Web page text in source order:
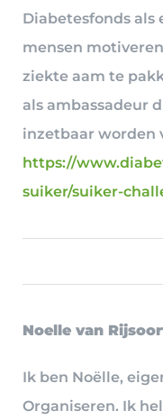
Diabetesfonds
mensen
ziekte aam te
als ambassadeur
inzetbaar worden
https://
suiker/suiker-
Noelle van
Ik ben Noëlle,
Organiseren. Ik